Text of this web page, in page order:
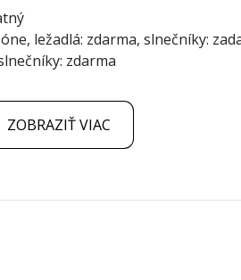
ležadlá: zdarma, slnečníky:
zdarma
ZOBRAZIŤ VIAC